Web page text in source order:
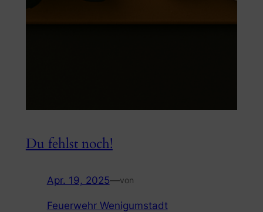
Du fehlst noch!
Apr. 19, 2025—von
Feuerwehr Wenigumstadt